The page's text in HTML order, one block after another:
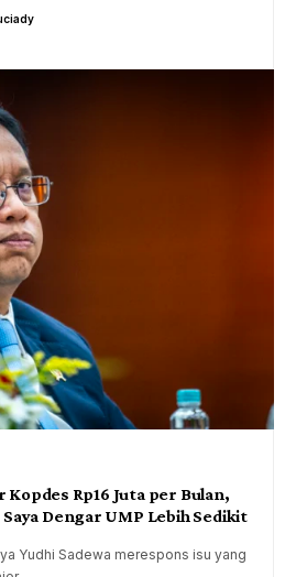
Kopdes Rp16 Juta per Bulan,
Dengar UMP Lebih Sedikit
Yudhi Sadewa merespons isu yang